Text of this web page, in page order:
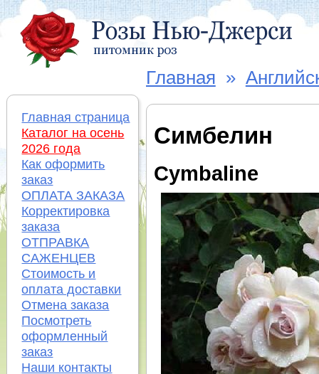
Главная »
Симбелин
Cymbaline
Главная страница
Каталог на осень
2026 года
Как оформить
заказ
ОПЛАТА ЗАКАЗА
Корректировка
заказа
ОТПРАВКА
САЖЕНЦЕВ
Стоимость и
оплата доставки
Отмена заказа
Посмотреть
оформленный
заказ
Наши контакты